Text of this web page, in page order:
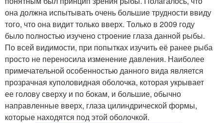
она должна испытывать очень большие трудности ввиду
того, что она видит только вверх. Только в 2009 году
было полностью изучено строение глаза данной рыбы.
По всей видимости, при попытках изучить её ранее рыба
просто не переносила изменение давления. Наиболее
примечательной особенностью данного вида является
прозрачная куполовидная оболочка, которая укрывает
ее голову сверху и по бокам, и большие, обычно
направленные вверх, глаза цилиндрической формы,
которые находятся под этой оболочкой.